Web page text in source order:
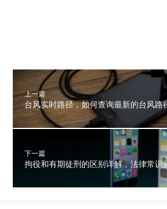
上一篇
台风实时路径，如何查询最新的台风路
下一篇
拘役和有期徒刑的区别详解，法律常识